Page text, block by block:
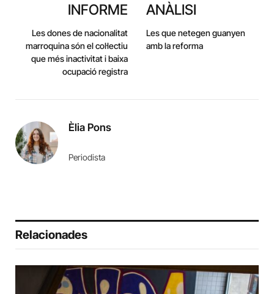
INFORME
Les dones de nacionalitat
marroquina són el col·lectiu
que més inactivitat i baixa
ocupació registra
ANÀLISI
Les que netegen guanyen
amb la reforma
Èlia Pons
Periodista
Relacionades